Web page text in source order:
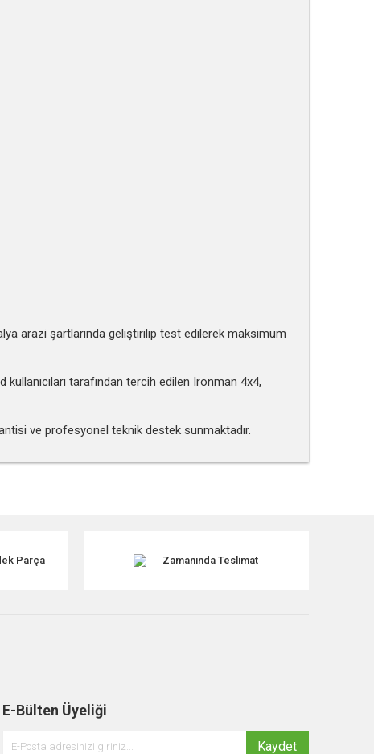
arazi şartlarında geliştirilip test edilerek maksimum
tarafından tercih edilen Ironman 4x4,
ve profesyonel teknik destek sunmaktadır.
Parça Zamanında Teslimat
E-Bülten Üyeliği
Kaydet